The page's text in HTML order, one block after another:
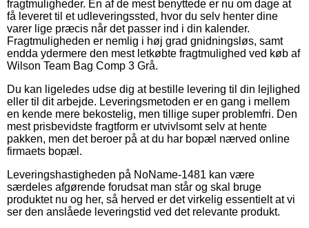
fragtmuligheder. En af de mest benyttede er nu om dage at
få leveret til et udleveringssted, hvor du selv henter dine
varer lige præcis når det passer ind i din kalender.
Fragtmuligheden er nemlig i høj grad gnidningsløs, samt
endda ydermere den mest letkøbte fragtmulighed ved køb af
Wilson Team Bag Comp 3 Grå.
Du kan ligeledes udse dig at bestille levering til din lejlighed
eller til dit arbejde. Leveringsmetoden er en gang i mellem
en kende mere bekostelig, men tillige super problemfri. Den
mest prisbevidste fragtform er utvivlsomt selv at hente
pakken, men det beroer på at du har bopæl nærved online
firmaets bopæl.
Leveringshastigheden på NoName-1481 kan være
særdeles afgørende forudsat man står og skal bruge
produktet nu og her, så herved er det virkelig essentielt at vi
ser den anslåede leveringstid ved det relevante produkt.